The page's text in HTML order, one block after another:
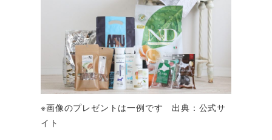
※画像のプレゼントは一例です 出典：公式サ
イト